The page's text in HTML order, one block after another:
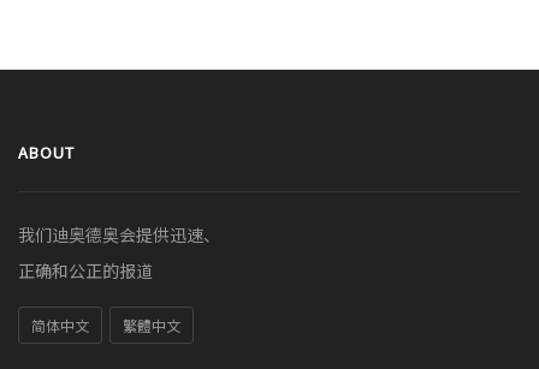
ABOUT
我们迪奥德奥会提供迅速、
正确和公正的报道
简体中文 繁體中文